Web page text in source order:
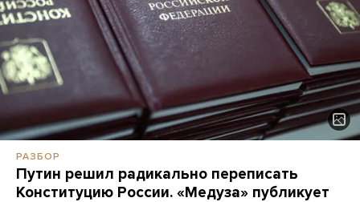
РАЗБОР
Путин решил радикально переписать
Конституцию России. «Медуза» публикует